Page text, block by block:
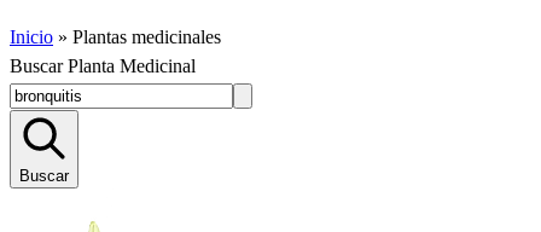
Inicio » Plantas medicinales
Buscar Planta Medicinal
Buscar